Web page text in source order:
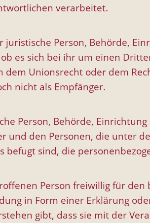
verarbeitet.
Person, Behörde,
es sich bei ihr um einen
Unionsrecht oder dem
nicht als Empfänger.
Person, Behörde,
und den Personen, die unter
sind, die
Person freiwillig für
in Form einer Erklärung
gibt, dass sie mit der